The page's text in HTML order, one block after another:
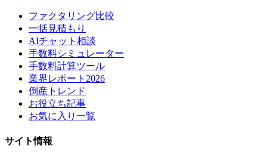
ファクタリング比較
一括見積もり
AIチャット相談
手数料シミュレーター
手数料計算ツール
業界レポート2026
倒産トレンド
お役立ち記事
お気に入り一覧
サイト情報